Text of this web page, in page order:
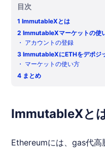
目次
1ImmutableXとは
2ImmutableXマーケットの使
・ アカウントの登録
3ImmutableXにETHをデポジ
・ マーケットの使い方
4 まとめ
ImmutableXと
Ethereumには、gas代高